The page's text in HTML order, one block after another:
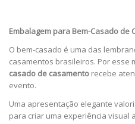
Embalagem para Bem-Casado de
O bem-casado é uma das
casamentos brasileiros. Por esse
casado de casamento recebe
evento.
Uma apresentação elegante
para criar uma experiência visual